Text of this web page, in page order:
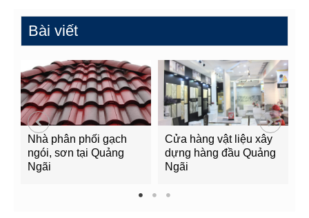
Bài viết
Nhà phân phối gạch
ngói, sơn tại Quảng
Ngãi
Cửa hàng vật liệu xây
dựng hàng đầu Quảng
Ngãi
1 2 3